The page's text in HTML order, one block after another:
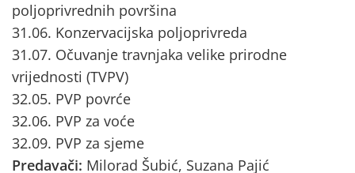
poljoprivrednih površina
31.06. Konzervacijska poljoprivreda
31.07. Očuvanje travnjaka velike prirodne
vrijednosti (TVPV)
32.05. PVP povrće
32.06. PVP za voće
32.09. PVP za sjeme
Predavači: Milorad Šubić, Suzana Pajić